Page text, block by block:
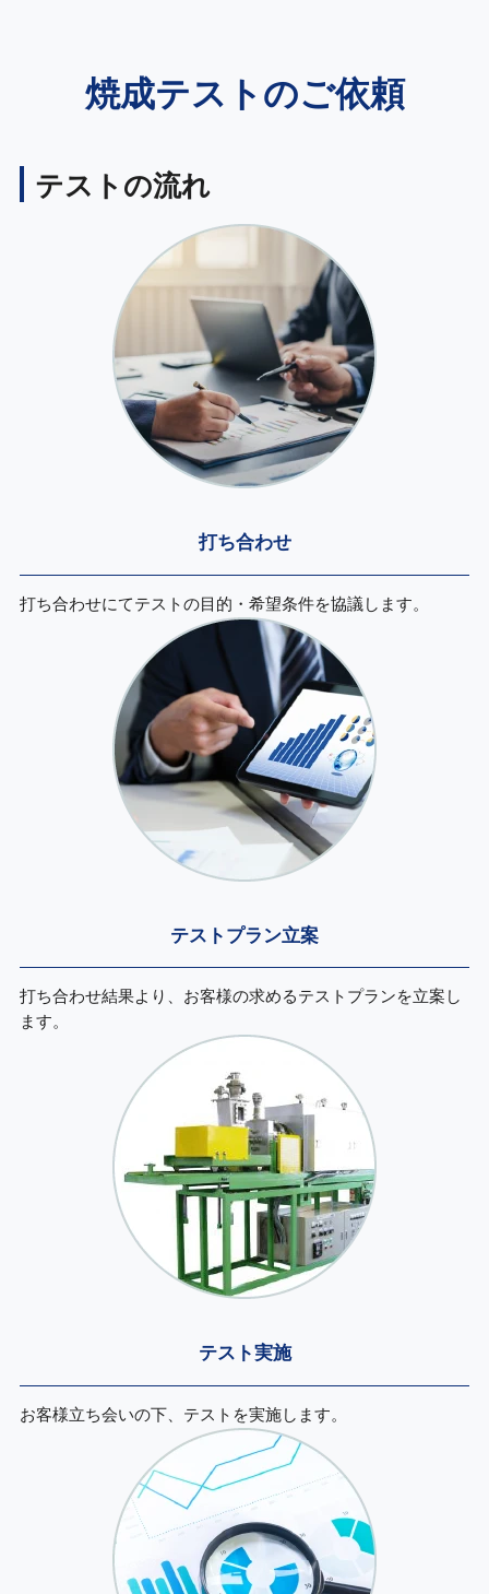
焼成テストのご依頼
テストの流れ
打ち合わせ
打ち合わせにてテストの目的・希望条件を協議します。
テストプラン立案
打ち合わせ結果より、お客様の求めるテストプランを立案し
ます。
テスト実施
お客様立ち会いの下、テストを実施します。